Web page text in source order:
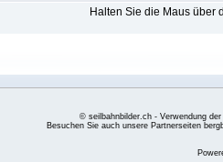
Halten Sie die Maus über
© seilbahnbilder.ch - Verwendung
Besuchen Sie auch unsere Partnerseiten